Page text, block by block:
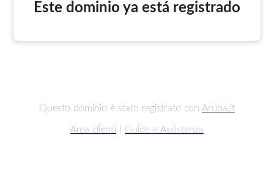
Este dominio ya está registrado
Questo dominio è stato registrato con Aruba.it
Area clienti Guide e Assistenza